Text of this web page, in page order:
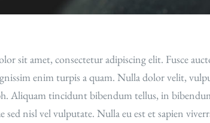
sit amet, consectetur adipiscing elit. Fusce
enim turpis a quam. Nulla dolor velit,
Aliquam tincidunt bibendum tellus, in
sed nisl vel vulputate. Nulla eu est et sapien